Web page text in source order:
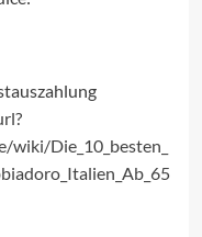
Die_10_besten_